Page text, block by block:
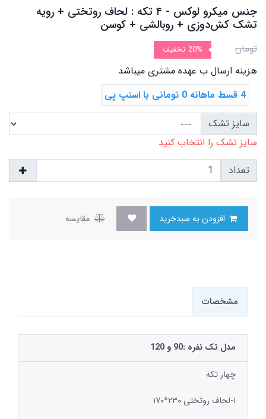
جنس میکرو لوکس - ۴ تکه : لحاف روتختی + رویه
تشک ‌کش‌دوزی + روبالشی + کوسن
تومان 20% تخفیف
هزینه ارسال ب عهده مشتری میباشد
4 قسط ماهانه 0 تومانی با اسنپ ‌پی
سایز تشک
سایز تشک را انتخاب کنید.
تعداد
مقایسه
مشخصات
مدل تک نفره :90 و 120
چهار تکه
۱-لحاف روتختی ۲۳۰*۱۷۰